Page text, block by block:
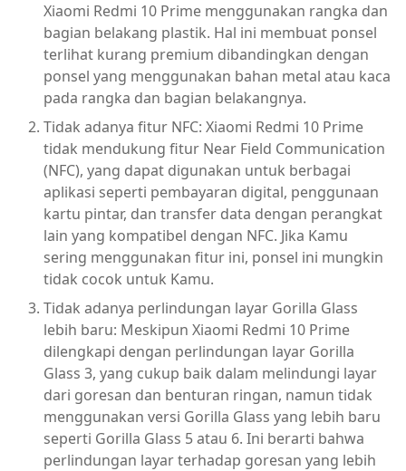
Xiaomi Redmi 10 Prime menggunakan rangka dan
bagian belakang plastik. Hal ini membuat ponsel
terlihat kurang premium dibandingkan dengan
ponsel yang menggunakan bahan metal atau kaca
pada rangka dan bagian belakangnya.
Tidak adanya fitur NFC: Xiaomi Redmi 10 Prime
tidak mendukung fitur Near Field Communication
(NFC), yang dapat digunakan untuk berbagai
aplikasi seperti pembayaran digital, penggunaan
kartu pintar, dan transfer data dengan perangkat
lain yang kompatibel dengan NFC. Jika Kamu
sering menggunakan fitur ini, ponsel ini mungkin
tidak cocok untuk Kamu.
Tidak adanya perlindungan layar Gorilla Glass
lebih baru: Meskipun Xiaomi Redmi 10 Prime
dilengkapi dengan perlindungan layar Gorilla
Glass 3, yang cukup baik dalam melindungi layar
dari goresan dan benturan ringan, namun tidak
menggunakan versi Gorilla Glass yang lebih baru
seperti Gorilla Glass 5 atau 6. Ini berarti bahwa
perlindungan layar terhadap goresan yang lebih